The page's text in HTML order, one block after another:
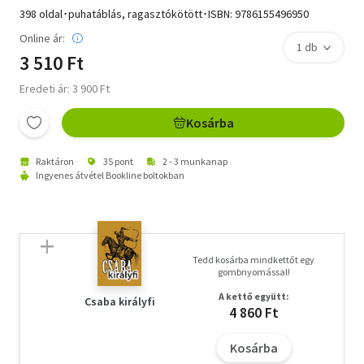
398 oldal･puhatáblás, ragasztókötött･ISBN: 9786155496950
Online ár:
3 510 Ft
Eredeti ár: 3 900 Ft
Kosárba
Raktáron 35 pont
2 - 3 munkanap
Ingyenes átvétel Bookline boltokban
Csaba királyfi
Tedd kosárba mindkettőt egy
gombnyomással!
A kettő együtt:
4 860 Ft
Kosárba